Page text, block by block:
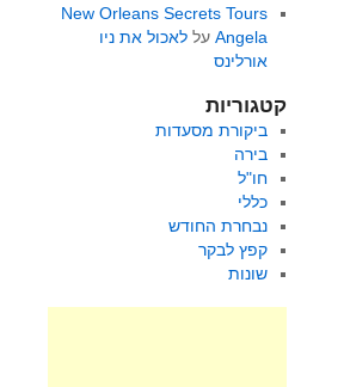
New Orleans Secrets Tours
Angelaעל לאכול את ניו
אורלינס
קטגוריות
ביקורת מסעדות
בירה
חו"ל
כללי
נבחרת החודש
קפץ לבקר
שונות